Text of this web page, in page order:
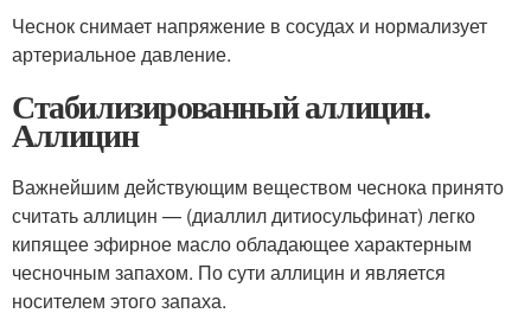
Чеснок снимает напряжение в сосудах и нормализует
артериальное давление.
Стабилизированный аллицин.
Аллицин
Важнейшим действующим веществом чеснока принято
считать аллицин — (диаллил дитиосульфинат) легко
кипящее эфирное масло обладающее характерным
чесночным запахом. По сути аллицин и является
носителем этого запаха.